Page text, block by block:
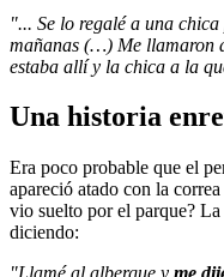
"... Se lo regalé a una
mañanas (…) Me llamaron
estaba allí y la chica a la
Una historia
Era poco probable que el
apareció atado con la correa
vio suelto por el parque?
diciendo: